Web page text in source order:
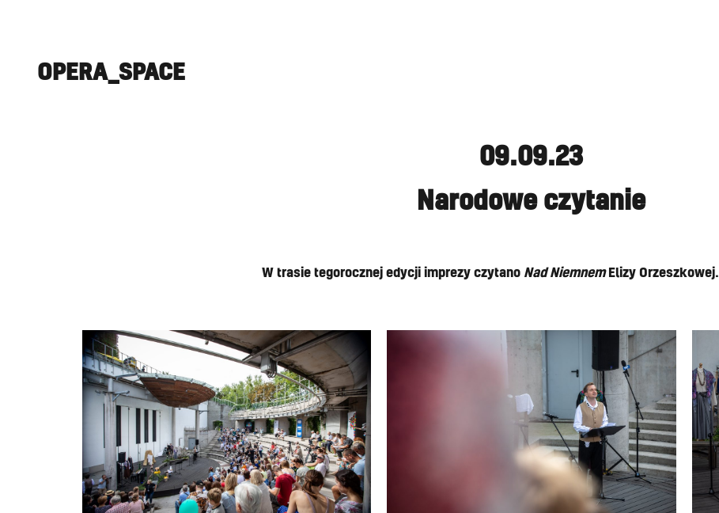
OPERA_SPACE
09.09.23
Narodowe czytanie
W trasie tegorocznej edycji imprezy czytano Nad NiemnemElizy Orzeszkowej.